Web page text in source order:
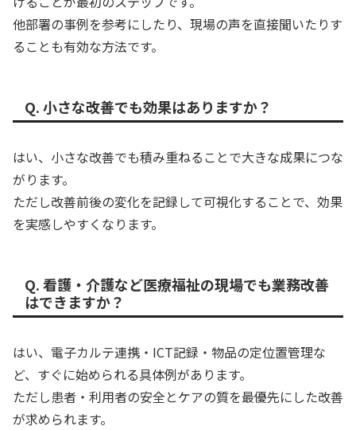
他部署の事例を参考にしたり、現場の声を直接聞いたりす
ることも有効な方法です。
Q. 小さな改善でも効果はありますか？
はい、小さな改善でも積み重ねることで大きな成果につな
がります。
ただし改善前後の変化を記録して可視化することで、効果
を実感しやすくなります。
Q. 看護・介護など医療福祉の現場でも業務改善
はできますか？
はい、電子カルテ連携・ICT記録・物品の定位置管理な
ど、すぐに始められる具体例があります。
ただし患者・利用者の安全とケアの質を最優先にした改善
が求められます。